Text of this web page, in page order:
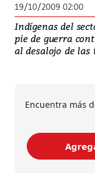
19/10/2009 02:00
Indígenas del
pie de guerra
al desalojo de las
Encuentra más